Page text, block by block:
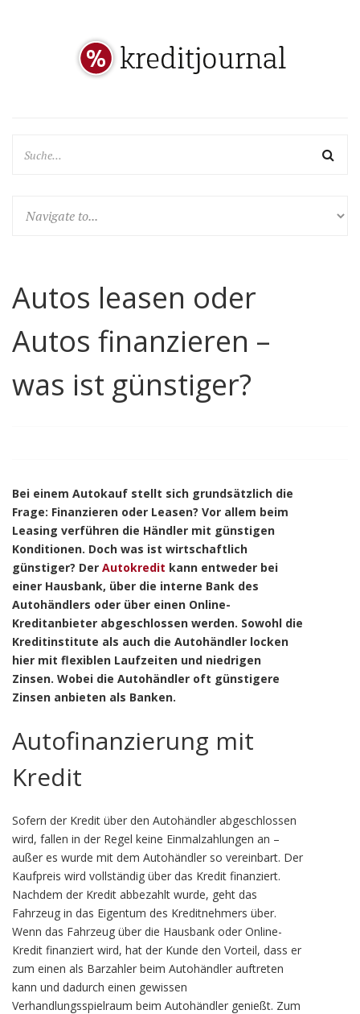
Autos leasen oder
Autos finanzieren –
was ist günstiger?
Bei einem Autokauf stellt sich grundsätzlich die
Frage: Finanzieren oder Leasen? Vor allem beim
Leasing verführen die Händler mit günstigen
Konditionen. Doch was ist wirtschaftlich
günstiger? Der Autokredit kann entweder bei
einer Hausbank, über die interne Bank des
Autohändlers oder über einen Online-
Kreditanbieter abgeschlossen werden. Sowohl die
Kreditinstitute als auch die Autohändler locken
hier mit flexiblen Laufzeiten und niedrigen
Zinsen. Wobei die Autohändler oft günstigere
Zinsen anbieten als Banken.
Autofinanzierung mit
Kredit
Sofern der Kredit über den Autohändler abgeschlossen
wird, fallen in der Regel keine Einmalzahlungen an –
außer es wurde mit dem Autohändler so vereinbart. Der
Kaufpreis wird vollständig über das Kredit finanziert.
Nachdem der Kredit abbezahlt wurde, geht das
Fahrzeug in das Eigentum des Kreditnehmers über.
Wenn das Fahrzeug über die Hausbank oder Online-
Kredit finanziert wird, hat der Kunde den Vorteil, dass er
zum einen als Barzahler beim Autohändler auftreten
kann und dadurch einen gewissen
Verhandlungsspielraum beim Autohändler genießt. Zum